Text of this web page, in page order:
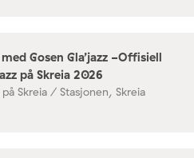
Gosen Gla’jazz -Offisiell
på Skreia 2026
på Skreia / Stasjonen, Skreia